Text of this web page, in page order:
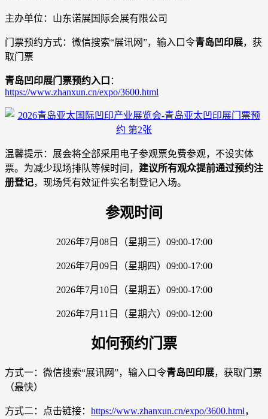
主办单位：山东诺展国际会展有限公司
门票预约方式：微信搜索“展讯网”，输入口令青岛凹印展，获
取门票
青岛凹印展门票预约入口 ：
https://www.zhanxun.cn/expo/3600.html
温馨提示：展会将全部采用电子参观票免费参观，不设实体
票。为减少现场排队等候时间， 建议所有观众提前通过预约注
册登记，现场凭有效证件实名制登记入场。
参观时间
2026年7月08日（星期三）09:00-17:00
2026年7月09日（星期四）09:00-17:00
2026年7月10日（星期五）09:00-17:00
2026年7月11日（星期六）09:00-12:00
如何预约门票
方式一：微信搜索“展讯网”，输入口令青岛凹印展，获取门票
（最快）
方式二：点击链接： https://www.zhanxun.cn/expo/3600.html，